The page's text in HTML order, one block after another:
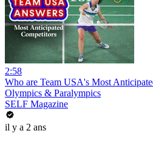
2:58
Who are Team USA's Most
Olympics & Paralympics
SELF Magazine
il y a 2 ans